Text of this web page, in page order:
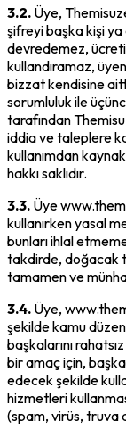
3.2. Üye,
şifreyi başka kişi
devredemez, ücreti
kullandıramaz,
bizzat kendisine
sorumluluk ile
tarafından
iddia ve taleplere
kullanımdan
hakkı saklıdır.
3.3. Üye
kullanırken yasal
bunları ihlal
takdirde, doğacak
tamamen ve
3.4. Üye,
şekilde kamu
başkalarını
bir amaç için,
edecek şekilde
hizmetleri
(spam, virüs, truva